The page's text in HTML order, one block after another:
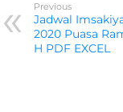
Previous
Jadwal
2020 Puasa
H PDF EXCEL